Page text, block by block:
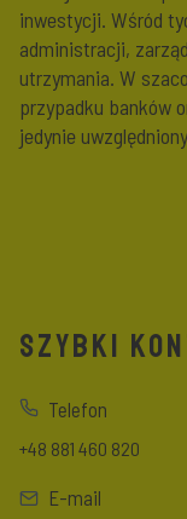
inwestycji. Wśród
administracji,
utrzymania. W
przypadku banków
jedynie
SZYBKI
Telefon
+48 881 460 820
E-mail